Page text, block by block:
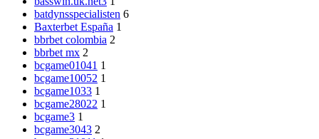
batdynsspecialisten 6
Baxterbet España 1
bbrbet colombia 2
bbrbet mx 2
bcgame01041 1
bcgame10052 1
bcgame1033 1
bcgame28022 1
bcgame3 1
bcgame3043 2